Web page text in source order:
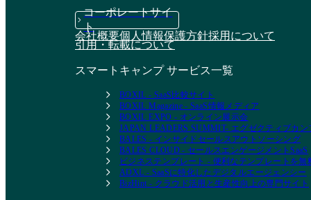
コーポレートサイ
ト
会社概要個人情報保護方針採用について
引用・転載について
スマートキャンプ サービス一覧
BOXIL - SaaS比較サイト
BOXIL Magazine - SaaS情報メディア
BOXIL EXPO - オンライン展示会
JAPAN LEADERS SUMMIT- エグゼクティブカン
BALES - インサイドセールスアウトソーシング
BALES CLOUD - セールスエンゲージメントSaaS
ビジネステンプレート - 便利なテンプレートを無
ADXL - SaaSに特化したデジタルエージェンシー
BizHint - クラウド活用と生産性向上の専門サイト